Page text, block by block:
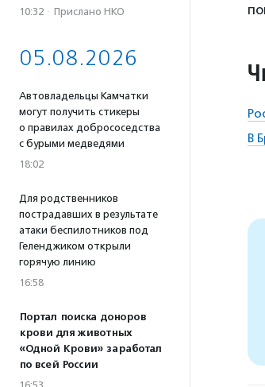
10:32 · Прислано НКО
05.08.2026
Автовладельцы Камчатки
могут получить стикеры
о правилах добрососедства
с бурыми медведями
18:02
Для родственников
пострадавших в результате
атаки беспилотников под
Геленджиком открыли
горячую линию
16:58
Портал поиска доноров
крови для животных
«Одной Крови» заработал
по всей России
В